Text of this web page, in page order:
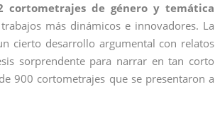
cortometrajes de género y temática
más dinámicos e innovadores. La
cierto desarrollo argumental con relatos
sorprendente para narrar en tan corto
900 cortometrajes que se presentaron a